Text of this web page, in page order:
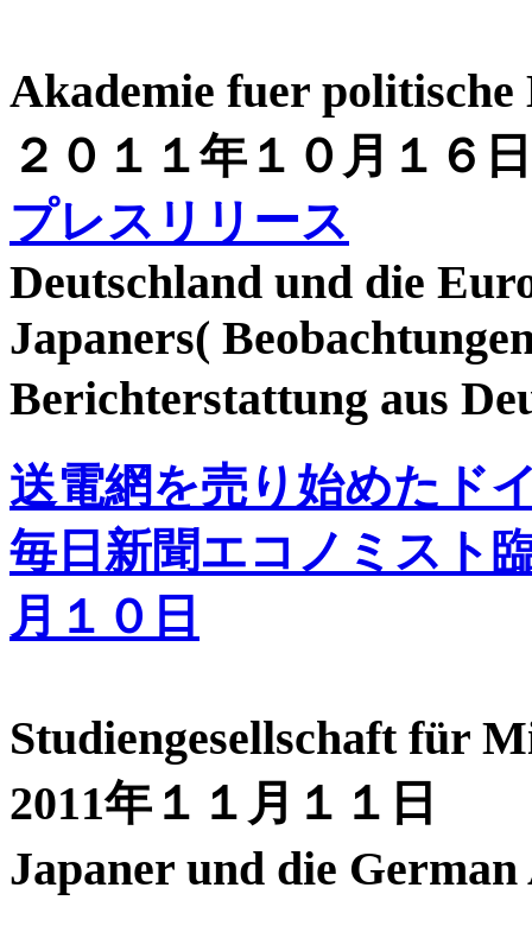
Akademie fuer
２０１１年１０月１６日
プレスリリース
Deutschland und die
Japaners(
Berichterstattung aus
送電網を売り始めたド
毎日新聞エコノミスト
月１０日
Studiengesellschaft für
2011年１１月１１日
Japaner und die